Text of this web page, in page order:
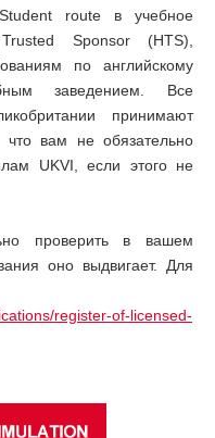
route в учебное
Sponsor (HTS),
по английскому
заведением. Все
принимают
что вам не обязательно
UKVI, если этого не
проверить в вашем
оно выдвигает. Для
register-of-licensed-